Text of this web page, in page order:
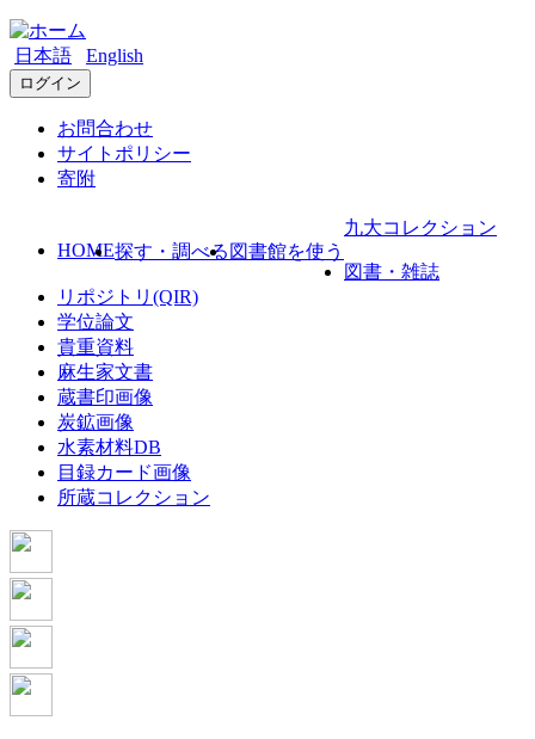
日本語 English
ログイン
お問合わせ
サイトポリシー
寄附
HOME探す・調べる 図書館を使う
九大コレクション
図書・雑誌
リポジトリ(QIR)
学位論文
貴重資料
麻生家文書
蔵書印画像
炭鉱画像
水素材料DB
目録カード画像
所蔵コレクション